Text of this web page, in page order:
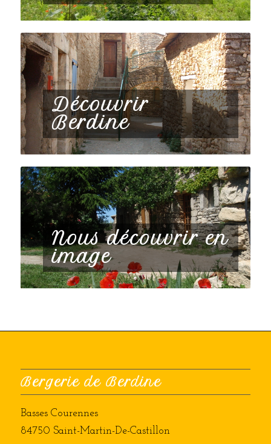
Découvrir
Berdine
Nous découvrir en
image
Bergerie de Berdine
Basses Courennes
84750 Saint-Martin-De-Castillon